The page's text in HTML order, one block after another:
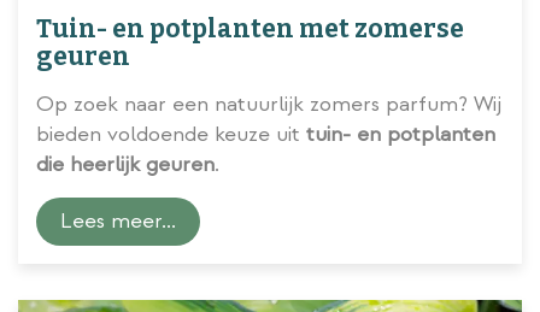
Tuin- en potplanten met zomerse
geuren
Op zoek naar een natuurlijk zomers parfum? Wij
bieden voldoende keuze uit tuin- en potplanten
die heerlijk geuren.
Lees meer...